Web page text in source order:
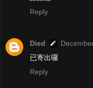
Reply
Died
已寄出囉
Reply